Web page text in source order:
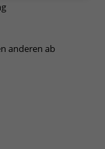
anderen ab